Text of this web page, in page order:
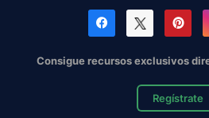
Consigue recursos exclusivos
Regístrate